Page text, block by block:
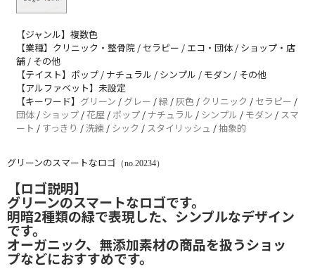
【ジャンル】複数色
【業種】クリニック・整骨院 / セラピー / エコ・団体 / ショップ・店
舗 / その他
【テイスト】ポップ / ナチュラル / シンプル / モダン / その他
【アルファベット】未設定
【キーワード】 グリーン / グレー /緑 /灰色 / クリニック / セラピー /
団体 / ショップ /花屋 / ポップ / ナチュラル / シンプル / モダン / スマ
ート / すっきり /洗練 / シック / スタイリッシュ /抽象的
グリーンのスマートなロゴ （no.20234）
【ロゴ説明】
グリーンのスマートなロゴです。
明暗2種類の緑で表現した、シンプルなデザイン
です。
オーガニック、無添加素材の商品を扱うショッ
プなどにおすすめです。